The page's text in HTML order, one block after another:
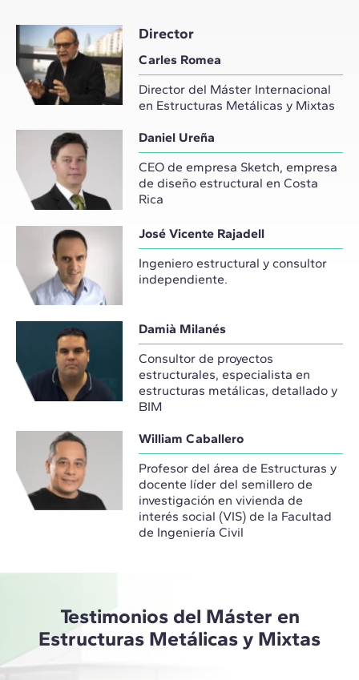
Director
Carles Romea
Director del Máster Internacional
en Estructuras Metálicas y Mixtas
Daniel Ureña
CEO de empresa Sketch, empresa
de diseño estructural en Costa
Rica
José Vicente Rajadell
Ingeniero estructural y consultor
independiente.
Damià Milanés
Consultor de proyectos
estructurales, especialista en
estructuras metálicas, detallado y
BIM
William Caballero
Profesor del área de Estructuras y
docente líder del semillero de
investigación en vivienda de
interés social (VIS) de la Facultad
de Ingeniería Civil
Testimonios del Máster en
Estructuras Metálicas y Mixtas